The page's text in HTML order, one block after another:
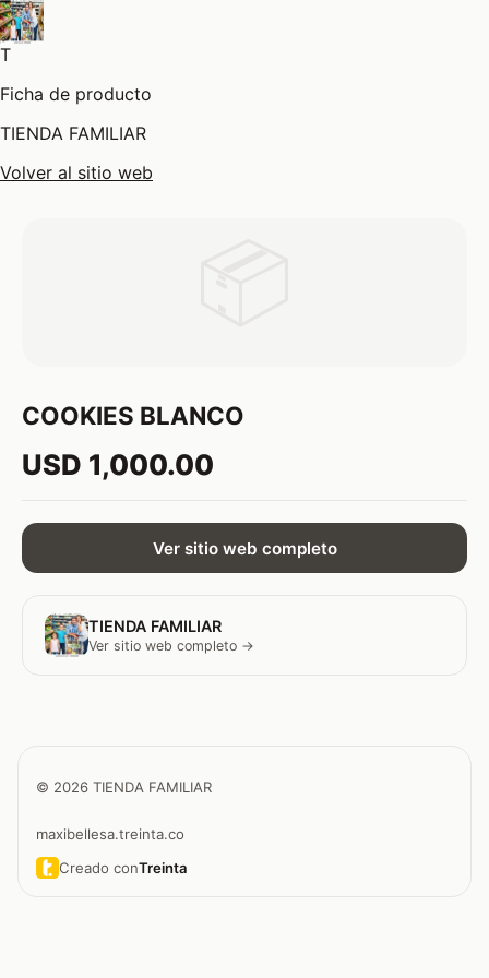
T
Ficha de producto
TIENDA FAMILIAR
Volver al sitio web
COOKIES BLANCO
USD 1,000.00
Ver sitio web completo
TIENDA FAMILIAR
Ver sitio web completo →
© 2026 TIENDA FAMILIAR
maxibellesa.treinta.co
Creado conTreinta